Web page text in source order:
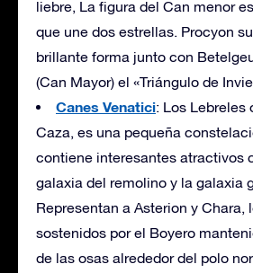
liebre, La figura del Can menor
que une dos estrellas. Procyon
brillante forma junto con
(Can Mayor) el «Triángulo de
Canes Venatici: Los Lebreles
Caza, es una pequeña
contiene interesantes atractivos
galaxia del remolino y la galaxia
Representan a Asterion y Chara,
sostenidos por el Boyero
de las osas alrededor del polo